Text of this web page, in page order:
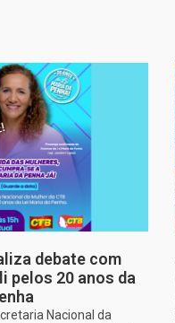
debate com
pelos 20 anos da
Nacional da